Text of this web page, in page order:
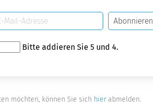
Abonnieren
Bitte addieren Sie 5 und 4.
möchten, können Sie sich hierabmelden.